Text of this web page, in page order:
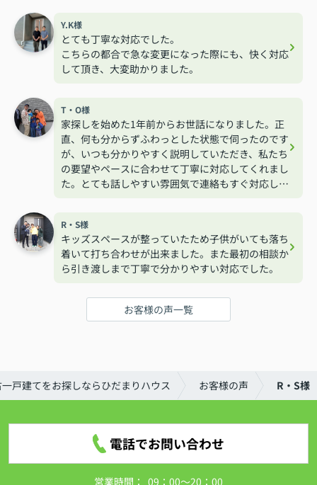
Y.K様
とても丁寧な対応でした。
こちらの都合で急な変更になった際にも、快く対応
して頂き、大変助かりました。
T・O様
家探しを始めた1年前からお世話になりました。正
直、何も分からずふわっとした状態で伺ったのです
が、いつも分かりやすく説明していただき、私たち
の要望やペースに合わせて丁寧に対応してくれまし
た。とても話しやすい雰囲気で連絡もすぐ対応して
R・S様
キッズスペースが整っていたため子供がいても落ち
着いて打ち合わせが出来ました。また最初の相談か
ら引き渡しまで丁寧で分かりやすい対応でした。
お客様の声一覧
戸建てをお探しならひだまりハウス お客様の声 R・S様
電話でお問い合わせ
営業時間： 09：00～20：00